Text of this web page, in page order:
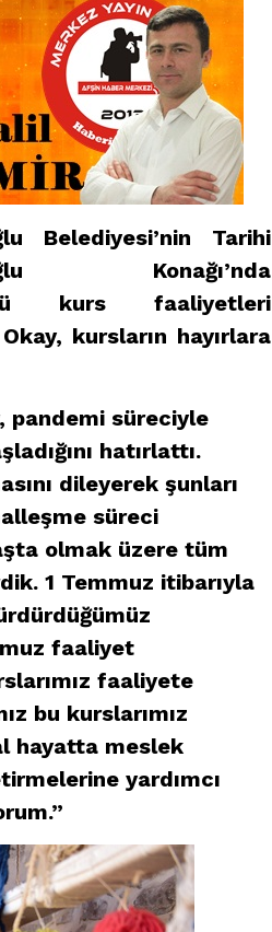
Belediyesi’nin Tarihi
Konağı’nda
kurs faaliyetleri
kursların hayırlara
pandemi süreciyle
hatırlattı.
dileyerek şunları
süreci
olmak üzere tüm
1 Temmuz itibarıyla
faaliyet
faaliyete
bu kurslarımız
hayatta meslek
yardımcı